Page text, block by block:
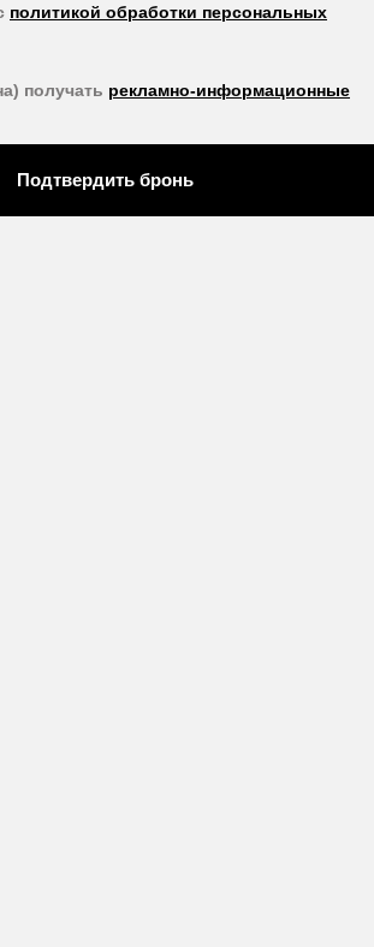
политикой обработки персональных
получать рекламно-информационные
Подтвердить бронь